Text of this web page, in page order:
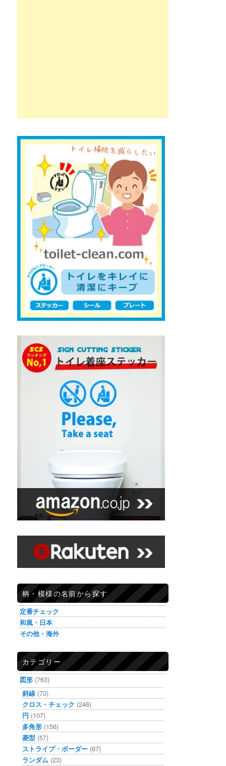
柄・模様の名前から探す
定番チェック
和風・日本
その他・海外
カテゴリー
図形 (763)
斜線 (73)
クロス・チェック (246)
円 (107)
多角形 (156)
菱型 (57)
ストライプ・ボーダー (67)
ランダム (23)